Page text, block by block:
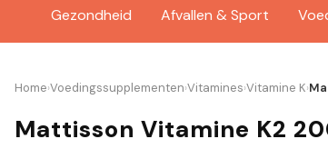
Gezondheid Afvallen & Sport
Home›Voedingssupplementen›Vitamines›Vitamine K›
Mattisson Vitamine K2